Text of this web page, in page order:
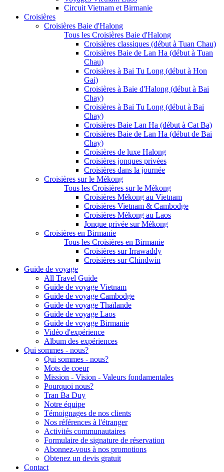
Circuit Vietnam et Birmanie
Croisières
Croisières Baie d'Halong
Tous les Croisières Baie d'Halong
Croisières classiques (début à Tuan Chau)
Croisières Baie de Lan Ha (début à Tuan
Chau)
Croisières à Bai Tu Long (début à Hon
Gai)
Croisières à Baie d'Halong (début à Bai
Chay)
Croisières à Bai Tu Long (début à Bai
Chay)
Croisières Baie Lan Ha (début à Cat Ba)
Croisières Baie de Lan Ha (début de Bai
Chay)
Croisières de luxe Halong
Croisières jonques privées
Croisières dans la journée
Croisières sur le Mékong
Tous les Croisières sur le Mékong
Croisières Mékong au Vietnam
Croisières Vietnam & Cambodge
Croisières Mékong au Laos
Jonque privée sur Mékong
Croisières en Birmanie
Tous les Croisières en Birmanie
Croisières sur Irrawaddy
Croisières sur Chindwin
Guide de voyage
All Travel Guide
Guide de voyage Vietnam
Guide de voyage Cambodge
Guide de voyage Thaïlande
Guide de voyage Laos
Guide de voyage Birmanie
Vidéo d'expérience
Album des expériences
Qui sommes - nous?
Qui sommes - nous?
Mots de coeur
Mission - Vision - Valeurs fondamentales
Pourquoi nous?
Tran Ba Duy
Notre équipe
Témoignages de nos clients
Nos références à l'étranger
Activités communautaires
Formulaire de signature de réservation
Abonnez-vous à nos promotions
Obtenez un devis gratuit
Contact